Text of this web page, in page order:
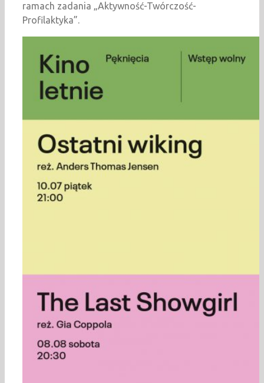
ramach zadania „Aktywność-Twórczość-
Profilaktyka”.